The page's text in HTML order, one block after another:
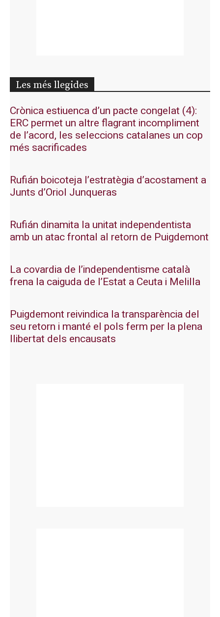
Les més llegides
Crònica estiuenca d’un pacte congelat (4):
ERC permet un altre flagrant incompliment
de l’acord, les seleccions catalanes un cop
més sacrificades
Rufián boicoteja l’estratègia d’acostament a
Junts d’Oriol Junqueras
Rufián dinamita la unitat independentista
amb un atac frontal al retorn de Puigdemont
La covardia de l’independentisme català
frena la caiguda de l’Estat a Ceuta i Melilla
Puigdemont reivindica la transparència del
seu retorn i manté el pols ferm per la plena
llibertat dels encausats